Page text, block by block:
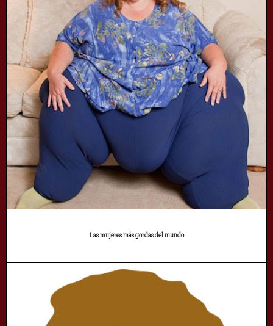
Las mujeres más gordas del mundo